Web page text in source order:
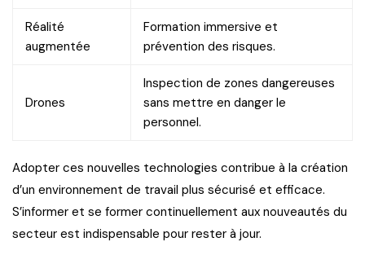
Réalité
augmentée
Formation immersive et
prévention des risques.
Drones
Inspection de zones dangereuses
sans mettre en danger le
personnel.
Adopter ces nouvelles technologies contribue à la création
d’un environnement de travail plus sécurisé et efficace.
S’informer et se former continuellement aux nouveautés du
secteur est indispensable pour rester à jour.